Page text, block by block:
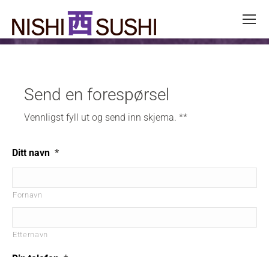
Send en forespørsel
Vennligst fyll ut og send inn skjema. **
Ditt navn *
Fornavn
Etternavn